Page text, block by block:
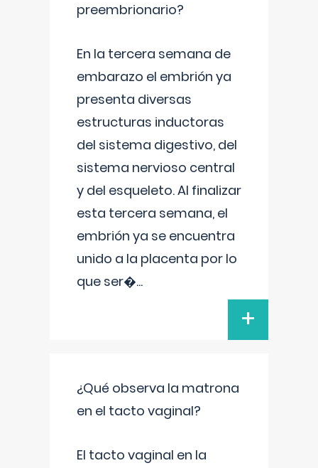
preembrionario?
En la tercera semana de
embarazo el embrión ya
presenta diversas
estructuras inductoras
del sistema digestivo, del
sistema nervioso central
y del esqueleto. Al finalizar
esta tercera semana, el
embrión ya se encuentra
unido a la placenta por lo
que ser�...
+
¿Qué observa la matrona
en el tacto vaginal?
El tacto vaginal en la